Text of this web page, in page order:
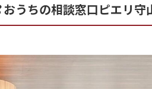
うちの相談窓口ピエリ守